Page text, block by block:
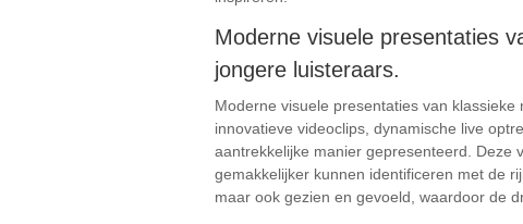
Moderne visuele presentaties
jongere luisteraars.
Moderne visuele presentaties van
innovatieve videoclips, dynamische live
aantrekkelijke manier gepresenteerd. Deze
gemakkelijker kunnen identificeren met de
maar ook gezien en gevoeld, waardoor de